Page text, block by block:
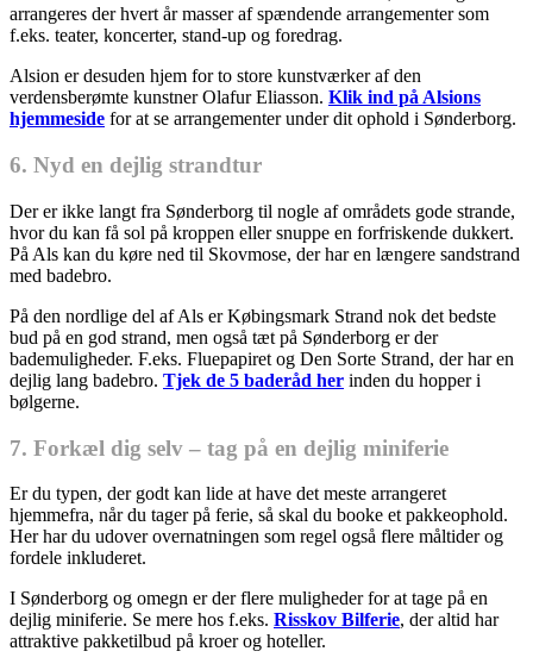
arrangeres der hvert år masser af spændende arrangementer som
f.eks. teater, koncerter, stand-up og foredrag.
Alsion er desuden hjem for to store kunstværker af den
verdensberømte kunstner Olafur Eliasson. Klik ind på Alsions
hjemmeside for at se arrangementer under dit ophold i Sønderborg.
6. Nyd en dejlig strandtur
Der er ikke langt fra Sønderborg til nogle af områdets gode strande,
hvor du kan få sol på kroppen eller snuppe en forfriskende dukkert.
På Als kan du køre ned til Skovmose, der har en længere sandstrand
med badebro.
På den nordlige del af Als er Købingsmark Strand nok det bedste
bud på en god strand, men også tæt på Sønderborg er der
bademuligheder. F.eks. Fluepapiret og Den Sorte Strand, der har en
dejlig lang badebro. Tjek de 5 baderåd her inden du hopper i
bølgerne.
7. Forkæl dig selv – tag på en dejlig miniferie
Er du typen, der godt kan lide at have det meste arrangeret
hjemmefra, når du tager på ferie, så skal du booke et pakkeophold.
Her har du udover overnatningen som regel også flere måltider og
fordele inkluderet.
I Sønderborg og omegn er der flere muligheder for at tage på en
dejlig miniferie. Se mere hos f.eks. Risskov Bilferie, der altid har
attraktive pakketilbud på kroer og hoteller.